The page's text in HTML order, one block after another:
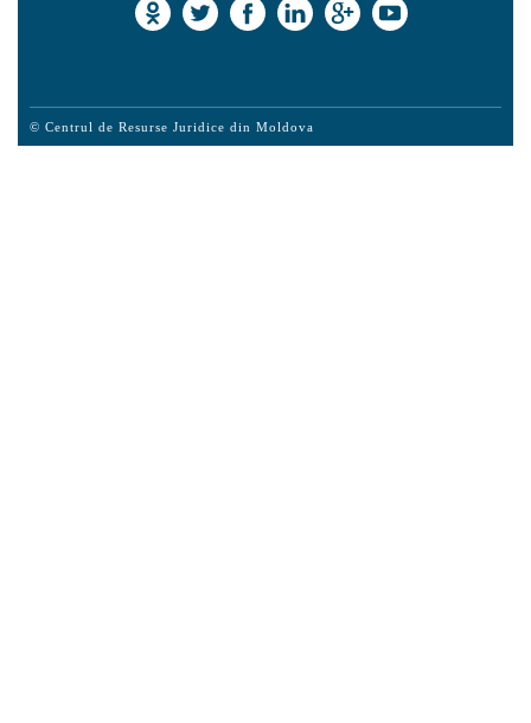
© Centrul de Resurse Juridice din Moldova